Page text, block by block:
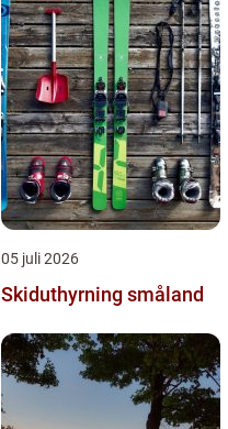
05 juli 2026
Skiduthyrning småland